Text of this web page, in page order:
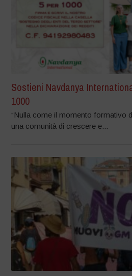
Sostieni Navdanya
1000
“Nulla come il momento formativo
una comunità di crescere e...